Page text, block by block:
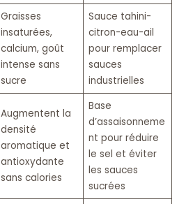
Graisses
insaturées,
calcium, goût
intense sans
sucre
Sauce tahini-
citron-eau-ail
pour remplacer
sauces
industrielles
Augmentent la
densité
aromatique et
antioxydante
sans calories
Base
d’assaisonneme
nt pour réduire
le sel et éviter
les sauces
sucrées